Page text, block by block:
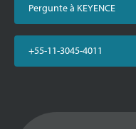
Pergunte à KEYENCE
+55-11-3045-4011